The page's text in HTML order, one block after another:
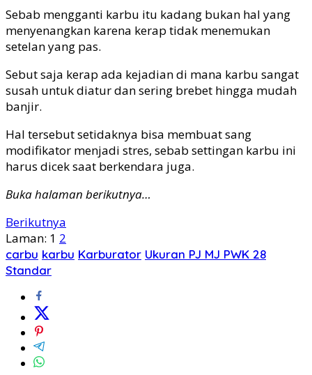
Sebab mengganti karbu itu kadang bukan hal yang
menyenangkan karena kerap tidak menemukan
setelan yang pas.
Sebut saja kerap ada kejadian di mana karbu sangat
susah untuk diatur dan sering brebet hingga mudah
banjir.
Hal tersebut setidaknya bisa membuat sang
modifikator menjadi stres, sebab settingan karbu ini
harus dicek saat berkendara juga.
Buka halaman berikutnya…
Berikutnya
Laman: 1 2
carbu karbu Karburator Ukuran PJ MJ PWK 28
Standar